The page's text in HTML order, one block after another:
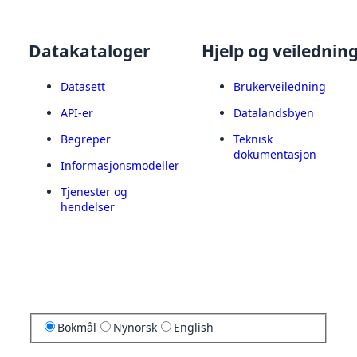
Datakataloger
Datasett
API-er
Begreper
Informasjonsmodeller
Tjenester og
hendelser
Hjelp og
Brukerveiledning
Datalandsbyen
Teknisk
dokumentasjon
Bokmål Nynorsk English